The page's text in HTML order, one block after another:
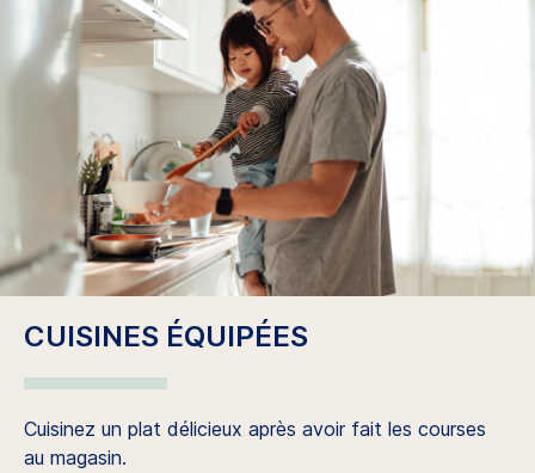
CUISINES ÉQUIPÉES
Cuisinez un plat délicieux après avoir fait les courses
au magasin.